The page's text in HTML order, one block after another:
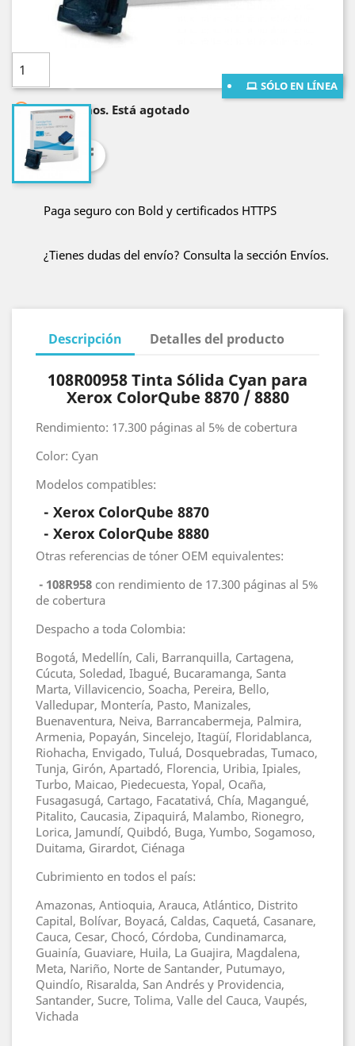
SÓLO EN LÍNEA
mayores a $400.000!
Lo sentimos. Está agotado
Compartir
Paga seguro con Bold y certificados HTTPS
¿Tienes dudas del envío? Consulta la sección Envíos.
Descripción Detalles del producto
108R00958 Tinta Sólida Cyan para
Xerox ColorQube 8870 / 8880
Rendimiento: 17.300 páginas al 5% de cobertura
Color: Cyan
Modelos compatibles:
- Xerox ColorQube 8870
- Xerox ColorQube 8880
Otras referencias de tóner OEM equivalentes:
- 108R958 con rendimiento de 17.300 páginas al 5%
de cobertura
Despacho a toda Colombia:
Bogotá, Medellín, Cali, Barranquilla, Cartagena,
Cúcuta, Soledad, Ibagué, Bucaramanga, Santa
Marta, Villavicencio, Soacha, Pereira, Bello,
Valledupar, Montería, Pasto, Manizales,
Buenaventura, Neiva, Barrancabermeja, Palmira,
Armenia, Popayán, Sincelejo, Itagüí, Floridablanca,
Riohacha, Envigado, Tuluá, Dosquebradas, Tumaco,
Tunja, Girón, Apartadó, Florencia, Uribia, Ipiales,
Turbo, Maicao, Piedecuesta, Yopal, Ocaña,
Fusagasugá, Cartago, Facatativá, Chía, Magangué,
Pitalito, Caucasia, Zipaquirá, Malambo, Rionegro,
Lorica, Jamundí, Quibdó, Buga, Yumbo, Sogamoso,
Duitama, Girardot, Ciénaga
Cubrimiento en todos el país:
Amazonas, Antioquia, Arauca, Atlántico, Distrito
Capital, Bolívar, Boyacá, Caldas, Caquetá, Casanare,
Cauca, Cesar, Chocó, Córdoba, Cundinamarca,
Guainía, Guaviare, Huila, La Guajira, Magdalena,
Meta, Nariño, Norte de Santander, Putumayo,
Quindío, Risaralda, San Andrés y Providencia,
Santander, Sucre, Tolima, Valle del Cauca, Vaupés,
Vichada